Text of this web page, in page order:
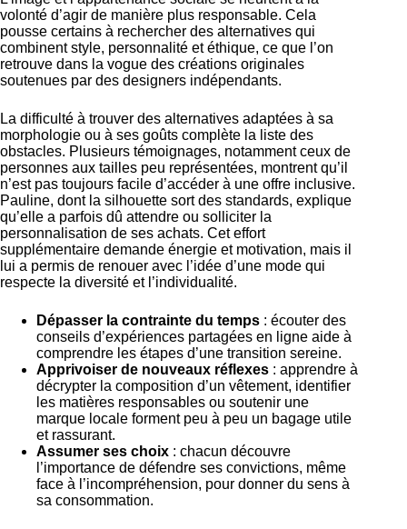
volonté d’agir de manière plus responsable. Cela
pousse certains à rechercher des alternatives qui
combinent style, personnalité et éthique, ce que l’on
retrouve dans la vogue des créations originales
soutenues par des designers indépendants.
La difficulté à trouver des alternatives adaptées à sa
morphologie ou à ses goûts complète la liste des
obstacles. Plusieurs témoignages, notamment ceux de
personnes aux tailles peu représentées, montrent qu’il
n’est pas toujours facile d’accéder à une offre inclusive.
Pauline, dont la silhouette sort des standards, explique
qu’elle a parfois dû attendre ou solliciter la
personnalisation de ses achats. Cet effort
supplémentaire demande énergie et motivation, mais il
lui a permis de renouer avec l’idée d’une mode qui
respecte la diversité et l’individualité.
Dépasser la contrainte du temps : écouter des
conseils d’expériences partagées en ligne aide à
comprendre les étapes d’une transition sereine.
Apprivoiser de nouveaux réflexes : apprendre à
décrypter la composition d’un vêtement, identifier
les matières responsables ou soutenir une
marque locale forment peu à peu un bagage utile
et rassurant.
Assumer ses choix : chacun découvre
l’importance de défendre ses convictions, même
face à l’incompréhension, pour donner du sens à
sa consommation.